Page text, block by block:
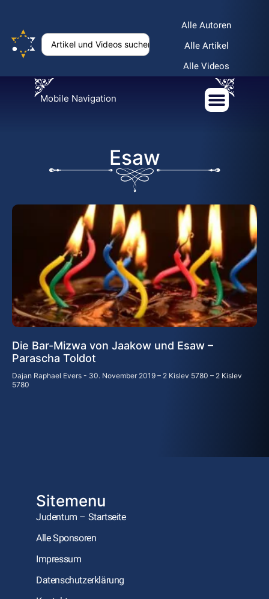
Alle Autoren
Alle Artikel
Alle Videos
Mobile Navigation
Esaw
Die Bar-Mizwa von Jaakow und Esaw –
Parascha Toldot
Dajan Raphael Evers
30. November 2019 – 2 Kislev 5780 – 2 Kislev
5780
Sitemenu
Judentum – Startseite
Alle Sponsoren
Impressum
Datenschutzerklärung